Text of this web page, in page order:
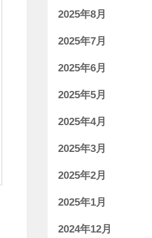
2025年8月
2025年7月
2025年6月
2025年5月
2025年4月
2025年3月
2025年2月
2025年1月
2024年12月